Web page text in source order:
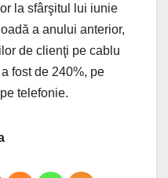
la sfârşitul lui iunie
a anului anterior,
de clienţi pe cablu
fost de 240%, pe
telefonie.